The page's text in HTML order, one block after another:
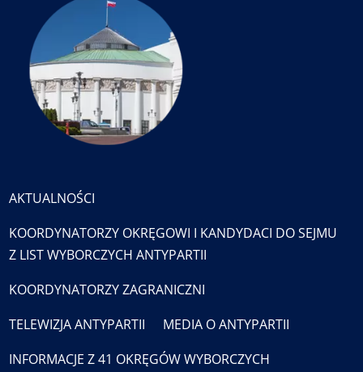
AKTUALNOŚCI
KOORDYNATORZY OKRĘGOWI I KANDYDACI DO SEJMU
Z LIST WYBORCZYCH ANTYPARTII
KOORDYNATORZY ZAGRANICZNI
TELEWIZJA ANTYPARTII
MEDIA O ANTYPARTII
INFORMACJE Z 41 OKRĘGÓW WYBORCZYCH